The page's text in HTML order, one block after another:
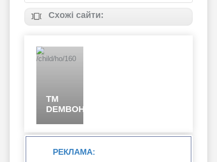
Схожі сайти:
ТМ
DEMBOHOUSE
РЕКЛАМА: